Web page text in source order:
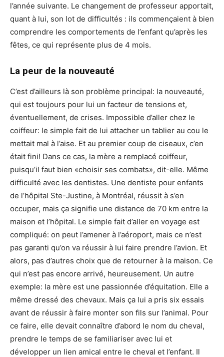
l’année suivante. Le changement de professeur apportait,
quant à lui, son lot de difficultés : ils commençaient à bien
comprendre les comportements de l’enfant qu’après les
fêtes, ce qui représente plus de 4 mois.
La peur de la nouveauté
C’est d’ailleurs là son problème principal: la nouveauté,
qui est toujours pour lui un facteur de tensions et,
éventuellement, de crises. Impossible d’aller chez le
coiffeur: le simple fait de lui attacher un tablier au cou le
mettait mal à l’aise. Et au premier coup de ciseaux, c’en
était fini! Dans ce cas, la mère a remplacé coiffeur,
puisqu’il faut bien «choisir ses combats», dit-elle. Même
difficulté avec les dentistes. Une dentiste pour enfants
de l’hôpital Ste-Justine, à Montréal, réussit à s’en
occuper, mais ça signifie une distance de 70 km entre la
maison et l’hôpital. Le simple fait d’aller en voyage est
compliqué: on peut l’amener à l’aéroport, mais ce n’est
pas garanti qu’on va réussir à lui faire prendre l’avion. Et
alors, pas d’autres choix que de retourner à la maison. Ce
qui n’est pas encore arrivé, heureusement. Un autre
exemple: la mère est une passionnée d’équitation. Elle a
même dressé des chevaux. Mais ça lui a pris six essais
avant de réussir à faire monter son fils sur l’animal. Pour
ce faire, elle devait connaître d’abord le nom du cheval,
prendre le temps de se familiariser avec lui et
développer un lien amical entre le cheval et l’enfant. Il